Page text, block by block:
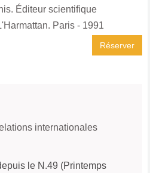
Éditeur scientifique
Paris - 1991
Réserver
internationales
le N.49 (Printemps